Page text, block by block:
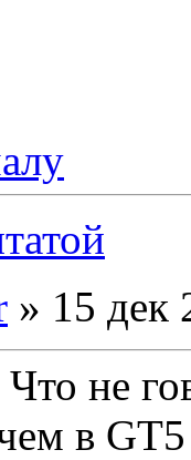
» 15 дек
Что не
в GT5